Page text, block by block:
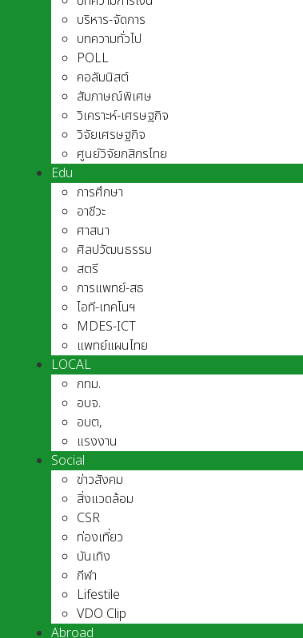
บริหาร-จัดการ
บทความทั่วไป
POLL
คอลัมนิสต์
สัมภาษณ์พิเศษ
วิเคราะห์-เศรษฐกิจ
วิจัยเศรษฐกิจ
ศูนย์วิจัยกสิกรไทย
Edu
การศึกษา
อาชีวะ
ศาสนา
ศิลปวัฒนธรรม
สตรี
การแพทย์-สธ
ไอที-เทคโนฯ
MDES-ICT
แพทย์แผนไทย
LOCAL
กทม.
อบจ.
อบต,
แรงงาน
Social
ข่าวสังคม
สิ่งแวดล้อม
CSR
ท่องเที่ยว
บันเทิง
กีฬา
Lifestile
VDO Clip
Abroad